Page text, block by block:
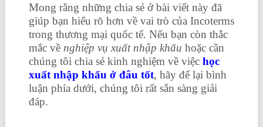
Mong rằng những chia sẻ ở bài viết này đã
giúp bạn hiểu rõ hơn về vai trò của Incoterms
trong thương mại quốc tế. Nếu bạn còn thắc
mắc về nghiệp vụ xuất nhập khẩu hoặc cần
chúng tôi chia sẻ kinh nghiệm về việc học
xuất nhập khẩu ở đâu tốt, hãy để lại bình
luận phía dưới, chúng tôi rất sẵn sàng giải
đáp.